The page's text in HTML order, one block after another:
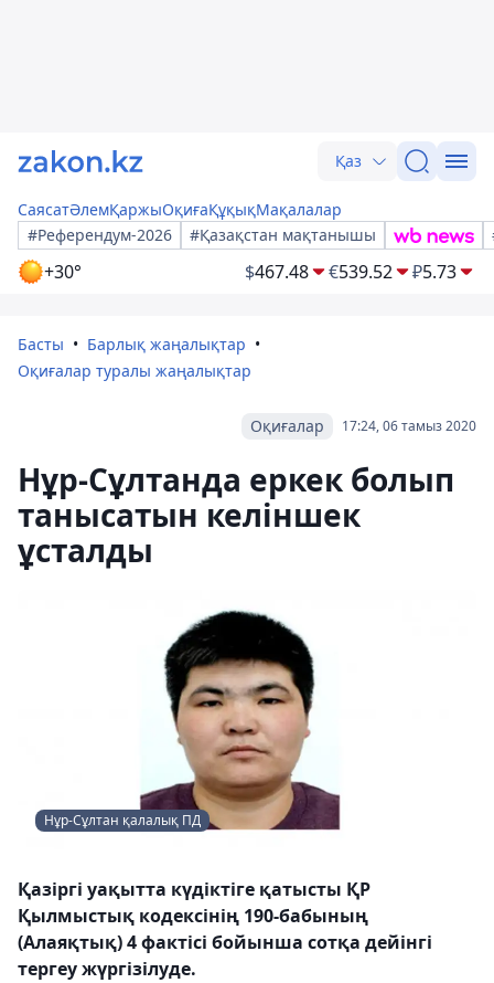
Қаз
СаясатӘлемҚаржыОқиғаҚұқықМақалалар
#Референдум-2026
#Қазақстан мақтанышы
+30° $467.48 €539.52 ₽5.73
Басты
Барлық жаңалықтар
Оқиғалар туралы жаңалықтар
17:24, 06 тамыз 2020
Оқиғалар
Нұр-Сұлтанда еркек болып
танысатын келіншек
ұсталды
Нұр-Сұлтан қалалық ПД
Қазіргі уақытта күдіктіге қатысты ҚР
Қылмыстық кодексінің 190-бабының
(Алаяқтық) 4 фактісі бойынша сотқа дейінгі
тергеу жүргізілуде.